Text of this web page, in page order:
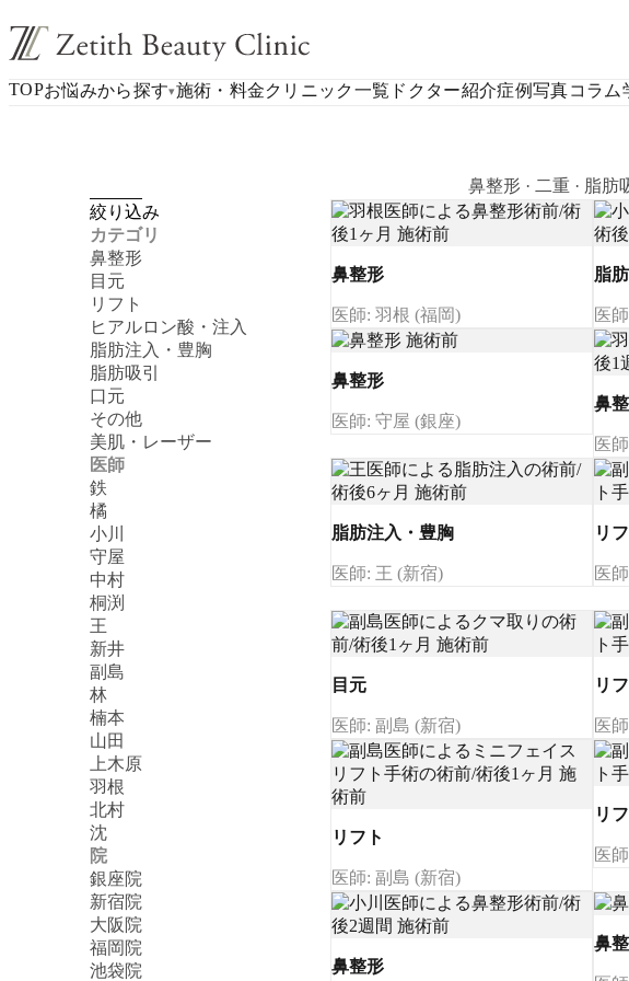
TOPお悩みから探す▾施術・料金クリニック一覧 ドクター紹介症例写真コラム
鼻整形 · 二重 · 脂肪
絞り込み
カテゴリ
鼻整形
目元
リフト
ヒアルロン酸・注入
脂肪注入・豊胸
脂肪吸引
口元
その他
美肌・レーザー
医師
鉄
橘
小川
守屋
中村
桐渕
王
新井
副島
林
楠本
山田
上木原
羽根
北村
沈
院
銀座院
新宿院
大阪院
福岡院
池袋院
鼻整形
医師: 羽根 (福岡)
脂
医
鼻整形
医師: 守屋 (銀座)
鼻
医
脂肪注入・豊胸
医師: 王 (新宿)
リ
医
目元
医師: 副島 (新宿)
リ
医
リフト
医師: 副島 (新宿)
リ
医
鼻整形
鼻